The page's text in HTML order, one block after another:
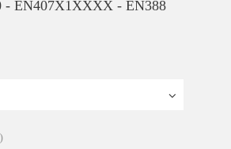
- EN407X1XXXX - EN388